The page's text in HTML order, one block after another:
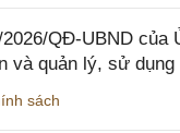
QĐ-UBND của
và quản lý, sử
sách